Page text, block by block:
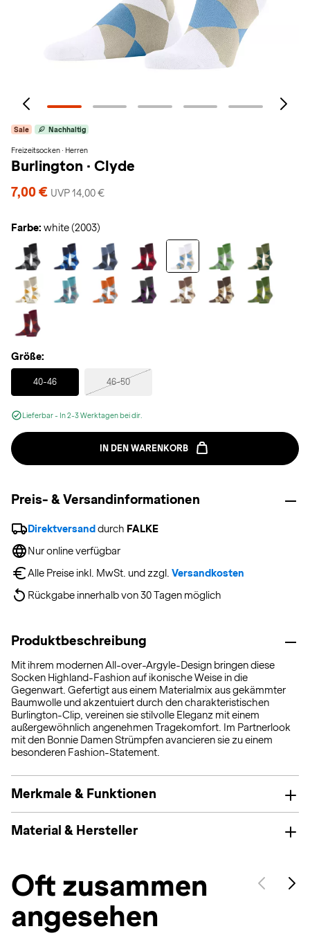
Sale Nachhaltig
Freizeitsocken · Herren
Burlington · Clyde
7,00 € UVP 14,00 €
Farbe: white (2003)
Größe:
40-46
Selected
46-50
Lieferbar - In 2-3 Werktagen bei dir.
IN DEN WARENKORB
Preis- & Versandinformationen
Direktversand durch FALKE
Nur online verfügbar
Alle Preise inkl. MwSt. und zzgl. Versandkosten
Rückgabe innerhalb von 30 Tagen möglich
Produktbeschreibung
Mit ihrem modernen All-over-Argyle-Design bringen diese
Socken Highland-Fashion auf ikonische Weise in die
Gegenwart. Gefertigt aus einem Materialmix aus gekämmter
Baumwolle und akzentuiert durch den charakteristischen
Burlington-Clip, vereinen sie stilvolle Eleganz mit einem
außergewöhnlich angenehmen Tragekomfort. Im Partnerlook
mit den Bonnie Damen Strümpfen avancieren sie zu einem
besonderen Fashion-Statement.
Merkmale & Funktionen
Material & Hersteller
Oft zusammen
angesehen